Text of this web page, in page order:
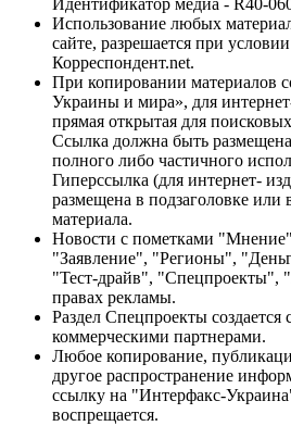
Использование любых
сайте, разрешается при
Корреспондент.net.
При копировании материалов
Украины и мира», для
прямая открытая для
Ссылка должна быть
полного либо частичного
Гиперссылка (для интернет-
размещена в подзаголовке или
материала.
Новости с пометками
"Заявление", "Регионы",
"Тест-драйв", "Спецпроекты",
правах рекламы.
Раздел Спецпроекты создается
коммерческими партнерами.
Любое копирование,
другое распространение
ссылку на "Интерфакс-
воспрещается.